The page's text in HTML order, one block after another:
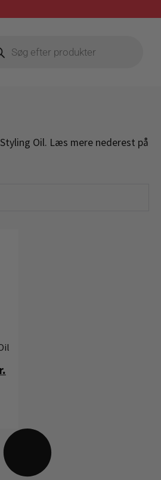
Oil. Læs mere nederest på